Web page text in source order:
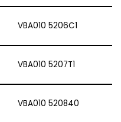
VBA010 5206C1
VBA010 5207T1
VBA010 520840